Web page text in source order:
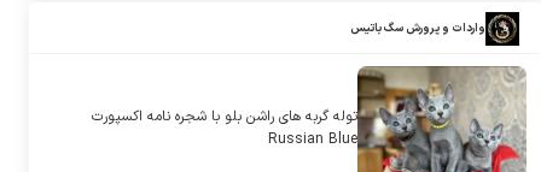
واردات و پرورش سگ باتیس
توله گربه های راشن بلو با شجره نامه اکسپورت
Russian Blue